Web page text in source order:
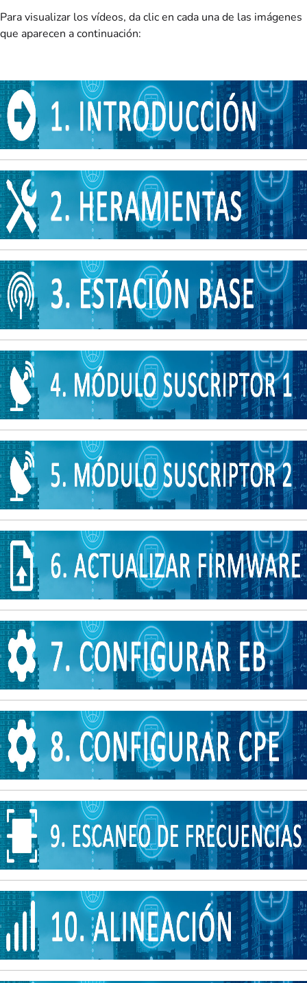
Para visualizar los vídeos, da clic en cada una de las imágenes
que aparecen a continuación: